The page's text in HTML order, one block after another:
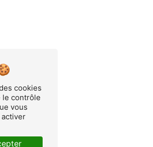
cookies
le contrôle
vous